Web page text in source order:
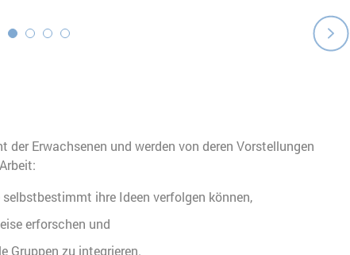
Erwachsenen und werden von deren Vorstellungen
ihre Ideen verfolgen können,
erforschen und
Gruppen zu integrieren.